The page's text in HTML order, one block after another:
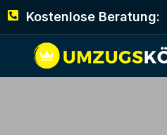
Kostenlose Beratung: